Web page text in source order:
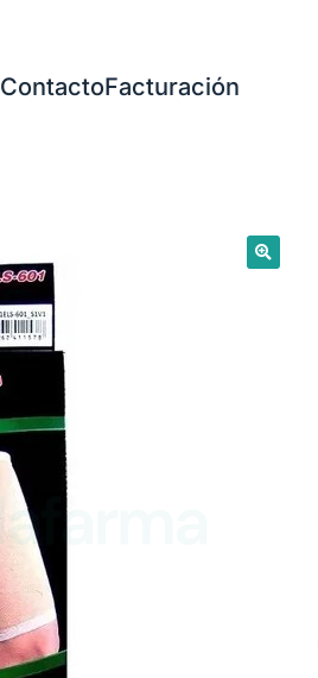
ContactoFacturación